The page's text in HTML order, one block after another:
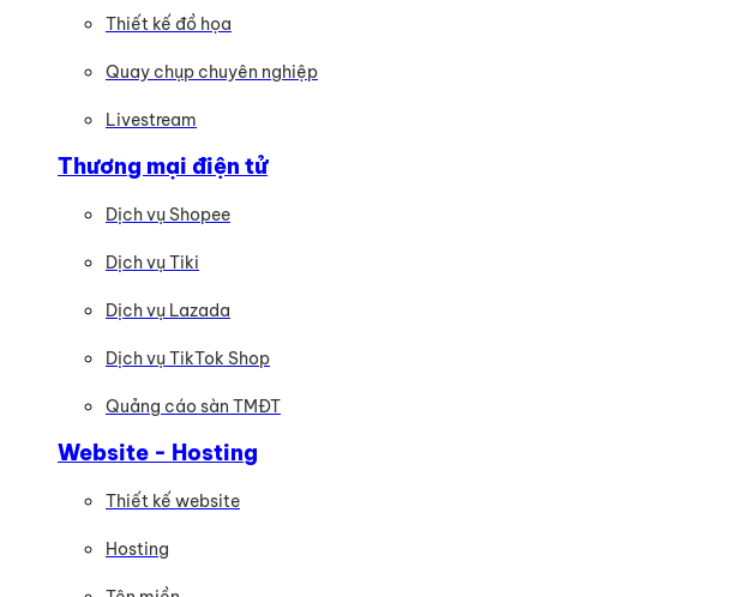
Thiết kế đồ họa
Quay chụp chuyên nghiệp
Livestream
Thương mại điện tử
Dịch vụ Shopee
Dịch vụ Tiki
Dịch vụ Lazada
Dịch vụ TikTok Shop
Quảng cáo sàn TMĐT
Website - Hosting
Thiết kế website
Hosting